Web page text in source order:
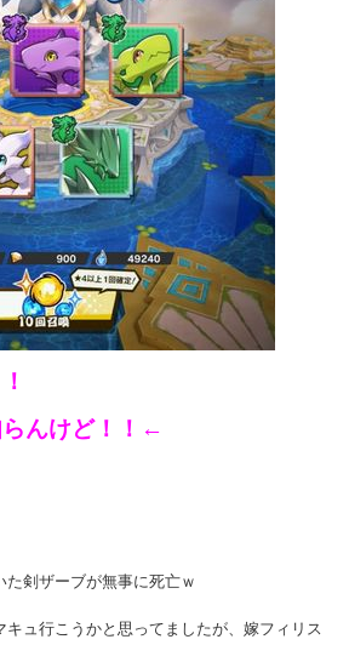
んけど！！←
剣ザーブが無事に死亡ｗ
キュ行こうかと思ってましたが、嫁フィリス